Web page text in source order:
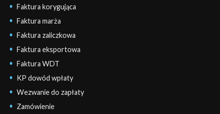
Faktura korygująca
Faktura marża
Faktura zaliczkowa
Faktura eksportowa
Faktura WDT
KP dowód wpłaty
Wezwanie do zapłaty
Zamówienie